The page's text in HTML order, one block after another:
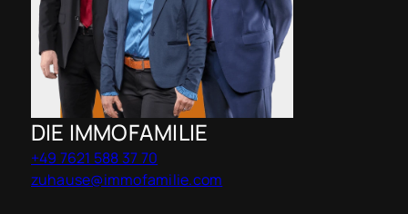
DIE IMMOFAMILIE
+49 7621 588 37 70
zuhause@immofamilie.com